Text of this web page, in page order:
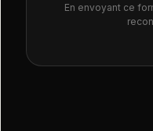
En envoyant ce